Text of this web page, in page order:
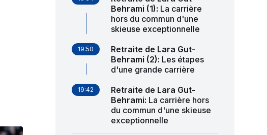
Behrami (1): La carrière
hors du commun d'une
skieuse exceptionnelle
19:50
Retraite de Lara Gut-
Behrami (2): Les étapes
d'une grande carrière
19:42
Retraite de Lara Gut-
Behrami: La carrière hors
du commun d'une skieuse
exceptionnelle